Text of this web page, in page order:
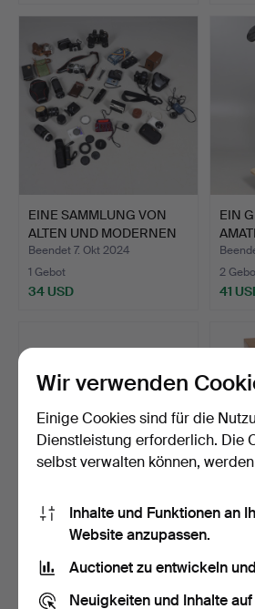
EINE SAMMLUNG VON
ALTEN UND MODERNEN
KAMER…
Beendet 7. Okt 2024
1 Gebot
34 USD
EIN
2
41
EIN PAAR MILITÄRISCHES
FELDFERNGLAS MIT GE…
1 Gebot
34 USD
EIN
34
Wir verwenden
Einige Cookies sind für die
Dienstleistung erforderlich. Die
selbst verwalten können,
Inhalte und Funktionen an
Website anzupassen.
Auctionet zu entwickeln
Neuigkeiten und Inhalte